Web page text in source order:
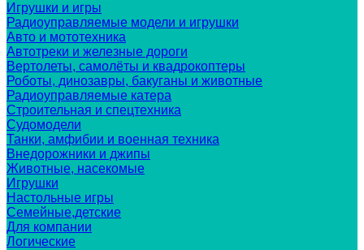
Игрушки и игры
Радиоуправляемые модели и игрушки
Авто и мототехника
Автотреки и железные дороги
Вертолеты, самолёты и квадрокоптеры
Роботы, динозавры, бакуганы и животные
Радиоуправляемые катера
Строительная и спецтехника
Судомодели
Танки, амфибии и военная техника
Внедорожники и джипы
Животные, насекомые
Игрушки
Настольные игры
Семейные,детские
Для компании
Логические